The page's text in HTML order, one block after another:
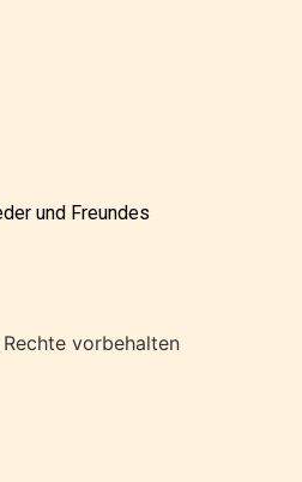
und Freundes
vorbehalten